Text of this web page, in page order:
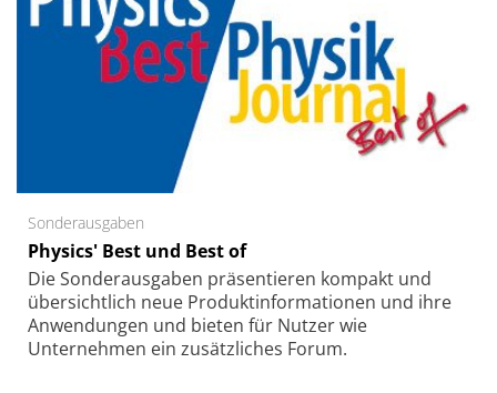
Sonderausgaben
Physics' Best und Best of
Die Sonder­ausgaben präsentieren kompakt und
übersichtlich neue Produkt­informationen und ihre
Anwendungen und bieten für Nutzer wie
Unternehmen ein zusätzliches Forum.